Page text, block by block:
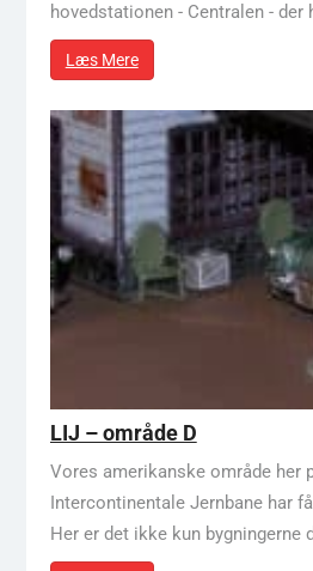
hovedstationen - Centralen - der
Læs Mere
LIJ – område D
Vores amerikanske område her
Intercontinentale Jernbane har
Her er det ikke kun bygningerne